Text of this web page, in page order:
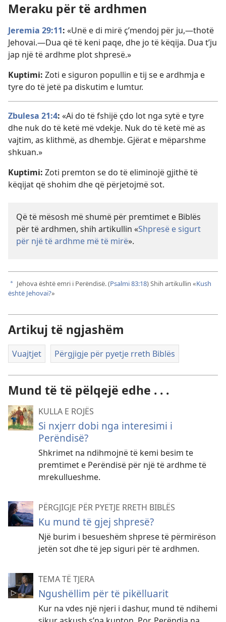
Meraku për të ardhmen
Jeremia 29:11: «Unë e di mirë ç’mendoj për ju,—thotë
Jehovai.—Dua që të keni paqe, dhe jo të këqija. Dua t’ju
jap një të ardhme plot shpresë.»
Kuptimi: Zoti e siguron popullin e tij se e ardhmja e
tyre do të jetë pa diskutim e lumtur.
Zbulesa 21:4: «Ai do të fshijë çdo lot nga sytë e tyre
dhe nuk do të ketë më vdekje. Nuk do të ketë më as
vajtim, as klithmë, as dhembje. Gjërat e mëparshme
shkuan.»
Kuptimi: Zoti premton se do të eliminojë gjithë të
këqijat që shohim dhe që përjetojmë sot.
Që të mësosh më shumë për premtimet e Biblës
për të ardhmen, shih artikullin «Shpresë e sigurt
për një të ardhme më të mirë».
a Jehova është emri i Perëndisë. (Psalmi 83:18) Shih artikullin «Kush
është Jehovai?»
Artikuj të ngjashëm
Vuajtjet Përgjigje për pyetje rreth Biblës
Mund të të pëlqejë edhe . . .
KULLA E ROJËS
Si nxjerr dobi nga interesimi i
Perëndisë?
Shkrimet na ndihmojnë të kemi besim te
premtimet e Perëndisë për një të ardhme të
mrekullueshme.
PËRGJIGJE PËR PYETJE RRETH BIBLËS
Ku mund të gjej shpresë?
Një burim i besueshëm shprese të përmirëson
jetën sot dhe të jep siguri për të ardhmen.
TEMA TË TJERA
Ngushëllim për të pikëlluarit
Kur na vdes një njeri i dashur, mund të ndihemi